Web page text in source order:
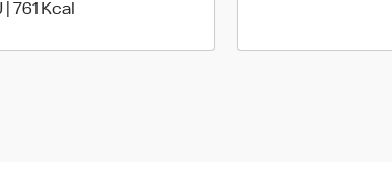
761 Kcal3206 kiloJoule | 761 kilo calories